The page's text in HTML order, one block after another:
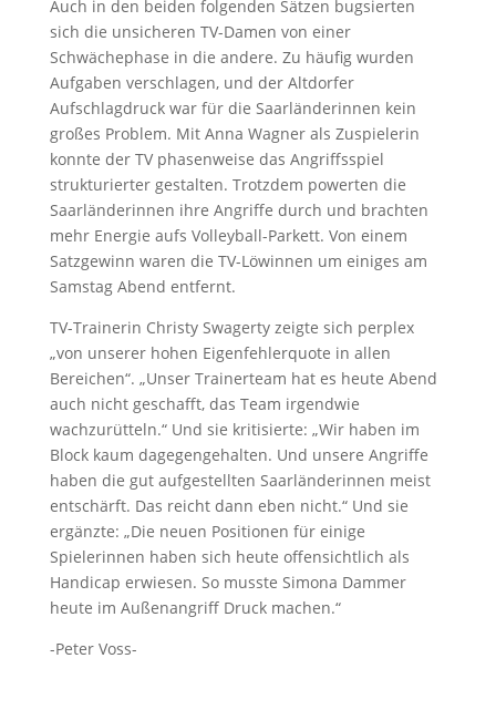
Auch in den beiden folgenden Sätzen bugsierten
sich die unsicheren TV-Damen von einer
Schwächephase in die andere. Zu häufig wurden
Aufgaben verschlagen, und der Altdorfer
Aufschlagdruck war für die Saarländerinnen kein
großes Problem. Mit Anna Wagner als Zuspielerin
konnte der TV phasenweise das Angriffsspiel
strukturierter gestalten. Trotzdem powerten die
Saarländerinnen ihre Angriffe durch und brachten
mehr Energie aufs Volleyball-Parkett. Von einem
Satzgewinn waren die TV-Löwinnen um einiges am
Samstag Abend entfernt.
TV-Trainerin Christy Swagerty zeigte sich perplex
„von unserer hohen Eigenfehlerquote in allen
Bereichen“. „Unser Trainerteam hat es heute Abend
auch nicht geschafft, das Team irgendwie
wachzurütteln.“ Und sie kritisierte: „Wir haben im
Block kaum dagegengehalten. Und unsere Angriffe
haben die gut aufgestellten Saarländerinnen meist
entschärft. Das reicht dann eben nicht.“ Und sie
ergänzte: „Die neuen Positionen für einige
Spielerinnen haben sich heute offensichtlich als
Handicap erwiesen. So musste Simona Dammer
heute im Außenangriff Druck machen.“
-Peter Voss-